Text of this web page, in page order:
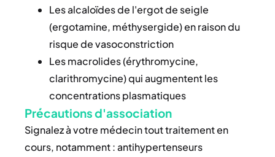
Les alcaloïdes de l'ergot de seigle
(ergotamine, méthysergide) en raison du
risque de vasoconstriction
Les macrolides (érythromycine,
clarithromycine) qui augmentent les
concentrations plasmatiques
Précautions d'association
Signalez à votre médecin tout traitement en
cours, notamment : antihypertenseurs